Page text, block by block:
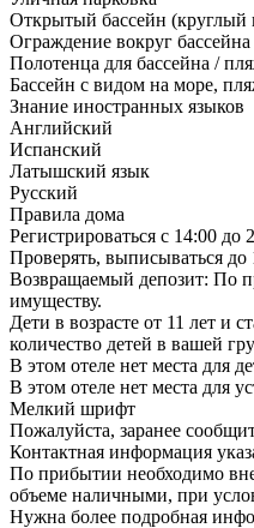
Открытый бассейн (круглый
Ограждение вокруг бассейна
Полотенца для бассейна /
Бассейн с видом на море,
Знание иностранных языков
Английский
Испанский
Латышский язык
Русский
Правила дома
Регистрироваться с 14:00 до
Проверять, выписываться до
Возвращаемый депозит: По
имуществу.
Дети в возрасте от 11 лет и
количество детей в вашей
В этом отеле нет места для
В этом отеле нет места для
Мелкий шрифт
Пожалуйста, заранее
Контактная информация
По прибытии необходимо
объеме наличными, при
Нужна более подробная